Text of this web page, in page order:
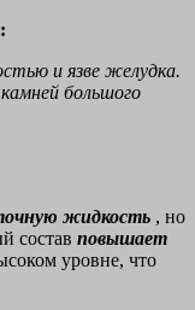
и язве желудка.
большого
жидкость , но
состав повышает
уровне, что